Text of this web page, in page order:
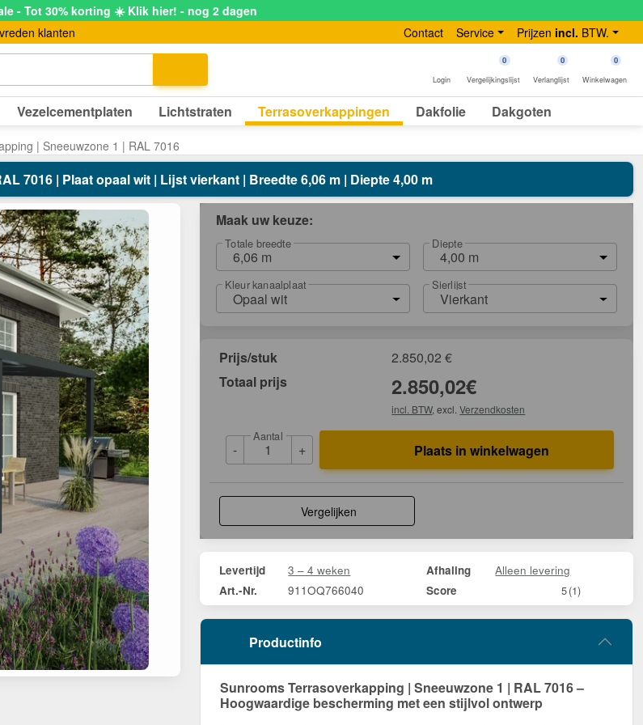
- Tot 30% korting ☀️ Klik hier! - nog 2 dagen
klanten Contact Service Prijzen incl. BTW.
Login
0
Vergelijkingslijst
0
Verlanglijst
0
Winkelwagen
Vezelcementplaten Lichtstraten Terrasoverkappingen Dakfolie Dakgoten
| Sneeuwzone 1 | RAL 7016
7016 | Plaat opaal wit | Lijst vierkant | Breedte 6,06 m | Diepte 4,00 m
Maak uw keuze:
Totale breedte
6,06 m
Diepte
4,00 m
Kleur kanaalplaat
Opaal wit
Sierlijst
Vierkant
Prijs/stuk 2.850,02 €
Totaal prijs
2.850,02€
incl. BTW, excl.Verzendkosten
-
Aantal
+ Plaats in winkelwagen
Vergelijken
Levertijd 3 – 4 weken Afhaling Alleen levering
Art.-Nr. 911OQ766040 Score 5(1)
Productinfo
Sunrooms Terrasoverkapping | Sneeuwzone 1 | RAL 7016 –
Hoogwaardige bescherming met een stijlvol ontwerp